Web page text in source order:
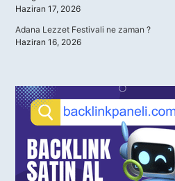
Haziran 17, 2026
Adana Lezzet Festivali ne zaman ?
Haziran 16, 2026